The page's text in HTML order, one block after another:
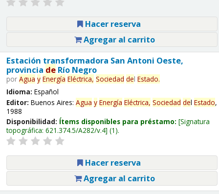
Hacer reserva
Agregar al carrito
Estación transformadora San Antoni Oeste,
provincia deRío Negro
por Agua y Energía Eléctrica, Sociedad del Estado.
Idioma: Español
Editor: Buenos Aires: Agua y Energía Eléctrica, Sociedad del Estado,
1988
Disponibilidad: Ítems disponibles para préstamo: Signatura
topográfica: 621.374.5/A282/v.4 (1).
Hacer reserva
Agregar al carrito